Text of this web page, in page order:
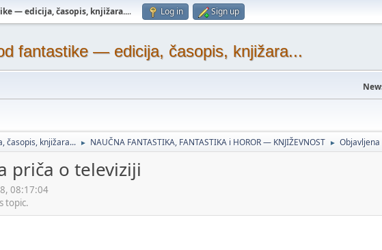
— edicija, časopis, knjižara.... Log in Sign up
fantastike — edicija, časopis, knjižara...
časopis, knjižara... ► NAUČNA FANTASTIKA, FANTASTIKA i HOROR — KNJIŽEVNOST ►
priča o televiziji
08:17:04
topic.